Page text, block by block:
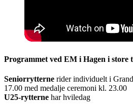
Programmet ved EM i Hagen i
Seniorrytterne rider individuelt i
17.00 med medalje ceremoni kl. 23.00
U25-rytterne har hviledag